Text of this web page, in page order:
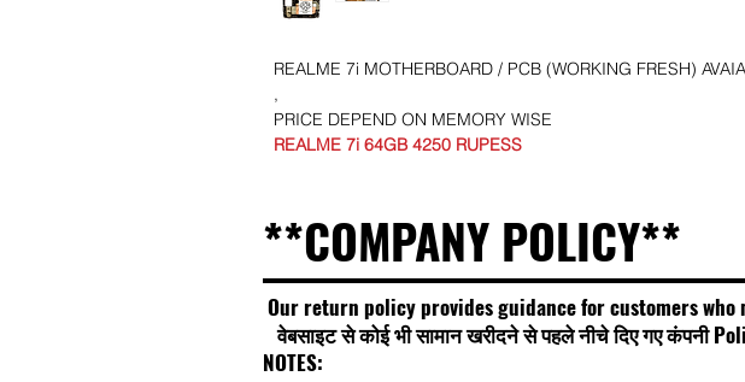
REALME 7i MOTHERBOARD / PCB (WORKING FRESH)
,
PRICE DEPEND ON MEMORY WISE
REALME 7i 64GB 4250 RUPESS
**COMPANY POLICY**
Our return policy provides guidance for customers
वेबसाइट से कोई भी सामान खरीदने से पहले नीचे दिए गए कंपनी
NOTES: